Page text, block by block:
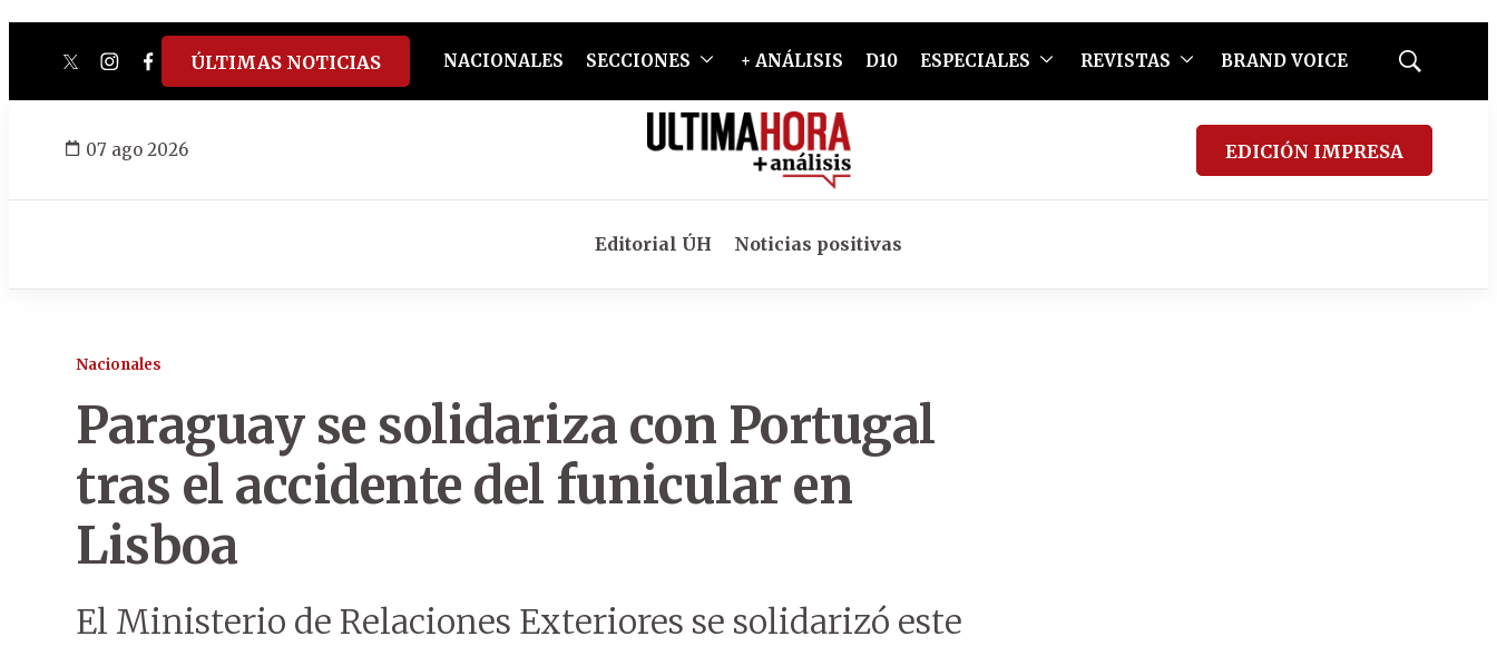
twitterinstagram
facebook
tiktokyoutube
spotify
ÚLTIMAS NOTICIAS NACIONALES SECCIONES + ANÁLISIS D10 ESPECIALES REVISTAS BRAND VOICE
Mostrar
07 ago 2026 EDICIÓN IMPRESA
Editorial ÚH Noticias positivas
Nacionales
Paraguay se solidariza con Portugal
tras el accidente del funicular en
Lisboa
El Ministerio de Relaciones Exteriores se solidarizó este